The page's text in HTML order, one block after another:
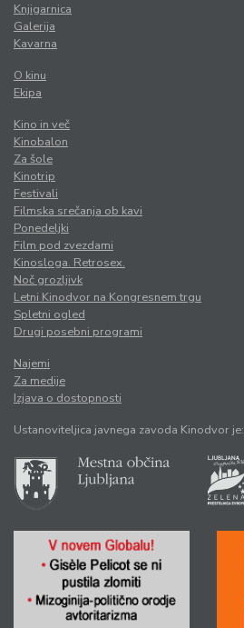
Knjigarnica
Galerija
Kavarna
O kinu
Ekipa
Kino in več
Kinobalon
Za šole
Kinotrip
Festivali
Filmska srečanja ob kavi
Ponedeljki
Film pod zvezdami
Kinosloga. Retrosex.
Noč grozljivk
Letni Kinodvor na Kongresnem trgu
Spletni ogled
Drugi posebni programi
Najemi
Za medije
Izjava o dostopnosti
Ustanoviteljica javnega zavoda Kinodvor je: